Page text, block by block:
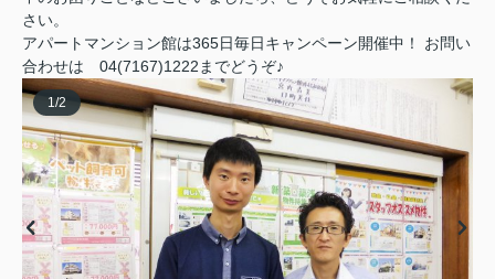
さい。
アパートマンション館は365日毎日キャンペーン開催中！ お問い
合わせは 04(7167)1222までどうぞ♪
1/2